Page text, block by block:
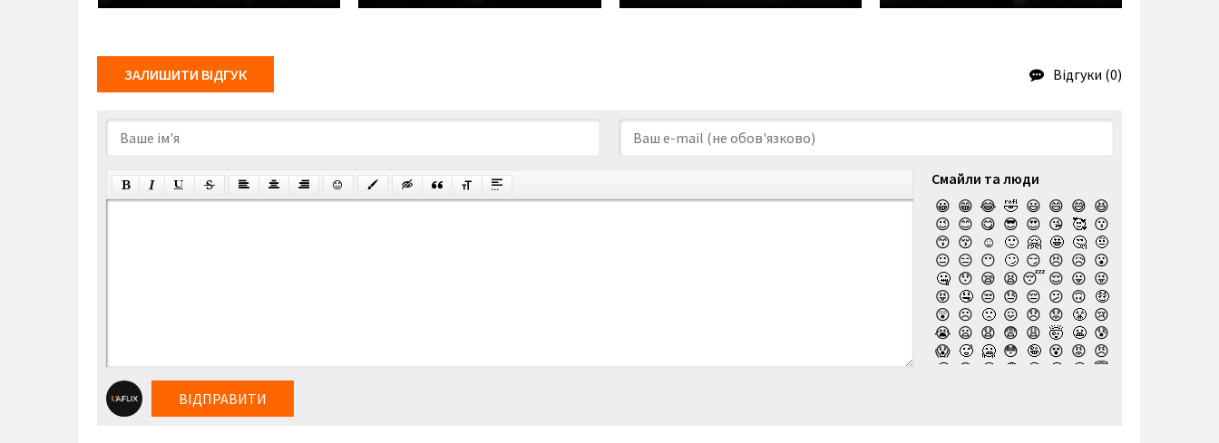
ЗАЛИШИТИ ВІДГУК Відгуки (0)
Смайли та люди
😀 😁 😂 🤣 😃 😄 😅 😆
😉 😊 😋 😎 😍 😘 🥰 😗
😙 😚 ☺️ 🙂 🤗 🤩 🤔 🤨
😐 😑 😶 🙄 😏 😣 😥 😮
🤐 😯 😪 😫 😴 😌 😛 😜
😝 🤤 😒 😓 😔 😕 🙃 🤑
😲 ☹️ 🙁 😖 😞 😟 😤 😢
😭 😦 😧 😨 😩 🤯 😬 😰
😱 🥵 🥶 😳 🤪 😵 😡 😠
🤬
😷 🤒 🤕 🤢 🤮 🤧 😇
ВІДПРАВИТИ